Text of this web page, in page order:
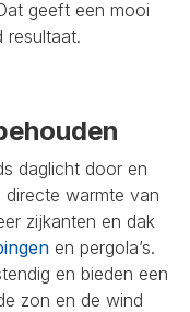
geeft een mooi
resultaat.
daglicht door en
warmte van
zijkanten en dak
en pergola’s.
en bieden een
zon en de wind